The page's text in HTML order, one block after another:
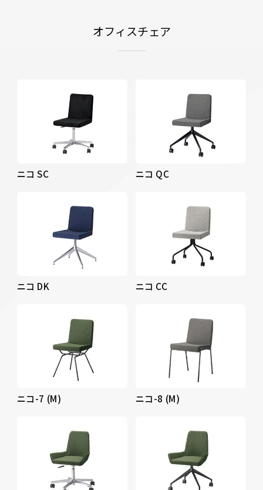
オフィスチェア
ニコ SC ニコ QC
ニコ DK ニコ CC
ニコ-7 (M) ニコ-8 (M)